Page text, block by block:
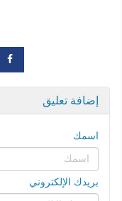
إضافة تعليق
اسمك
بريدك الإلكتروني